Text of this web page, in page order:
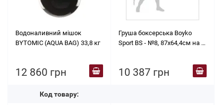
Водоналивний мішок
BYTOMIC (AQUA BAG) 33,8 кг
12 860 грн
Код товару:
Груша боксерська Boyko
Sport BS - №8, 87х64,4см на 6
10 387 грн